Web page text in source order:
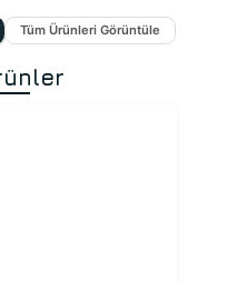
Tüm Ürünleri Görüntüle